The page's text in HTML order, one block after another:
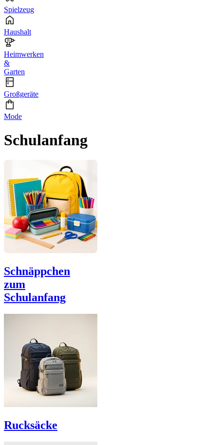
Spielzeug
Haushalt
Heimwerken
&
Garten
Großgeräte
Mode
Schulanfang
Schnäppchen
zum
Schulanfang
Rucksäcke